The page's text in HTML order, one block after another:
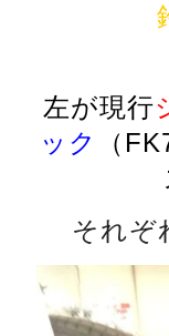
左が現行
ック
（
それぞ